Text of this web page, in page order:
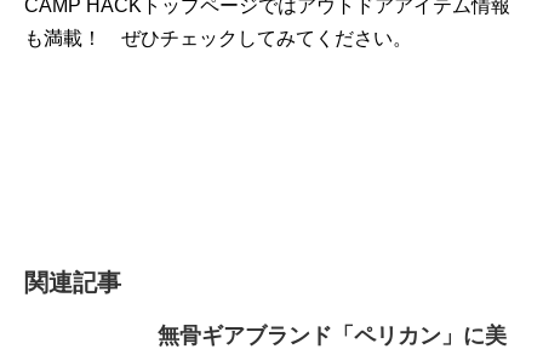
CAMP HACKトップページではアウトドアアイテム情報
も満載！ ぜひチェックしてみてください。
関連記事
無骨ギアブランド「ペリカン」に美